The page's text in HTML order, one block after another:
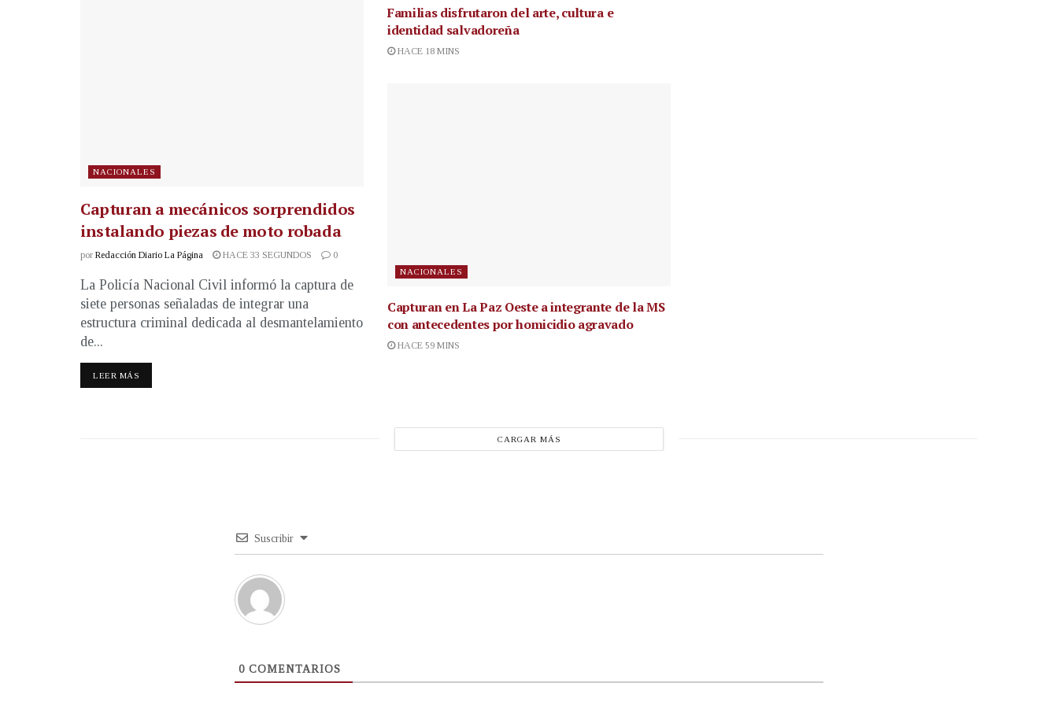
NACIONALES
Capturan a mecánicos sorprendidos
instalando piezas de moto robada
por Redacción Diario La Página HACE 33 SEGUNDOS 0
La Policía Nacional Civil informó la captura de
siete personas señaladas de integrar una
estructura criminal dedicada al desmantelamiento
de...
LEER MÁS
Familias disfrutaron del arte, cultura e
identidad salvadoreña
HACE 18 MINS
NACIONALES
Capturan en La Paz Oeste a integrante de la MS
con antecedentes por homicidio agravado
HACE 59 MINS
CARGAR MÁS
Suscribir
0 COMENTARIOS